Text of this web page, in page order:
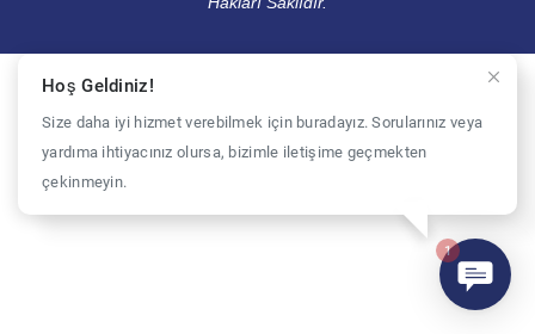
1
Hoş Geldiniz!
Size daha iyi hizmet verebilmek için buradayız. Sorularınız veya
yardıma ihtiyacınız olursa, bizimle iletişime geçmekten
çekinmeyin.